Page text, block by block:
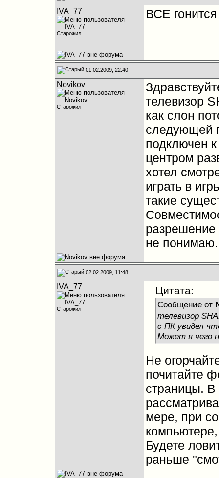
IVA_77
Старожил
ВСЕ
01.02.2009, 22:40
Novikov
Старожил
телевизор
как слон
следующей
подключен
центром
хотел
играть в
такие
разрешение
не понимаю.
02.02.2009, 11:48
IVA_77
Старожил
Цитата:
Сообщение от
телевизор
с ПК увидел
Может я чего
Не
почитайте
страницы. В
мере, при
Будете
раньше